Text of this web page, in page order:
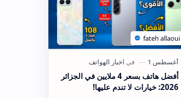
أفضل هاتف بسعر 4 ملايين في الجزائر
2026: خيارات لا تندم عليها!